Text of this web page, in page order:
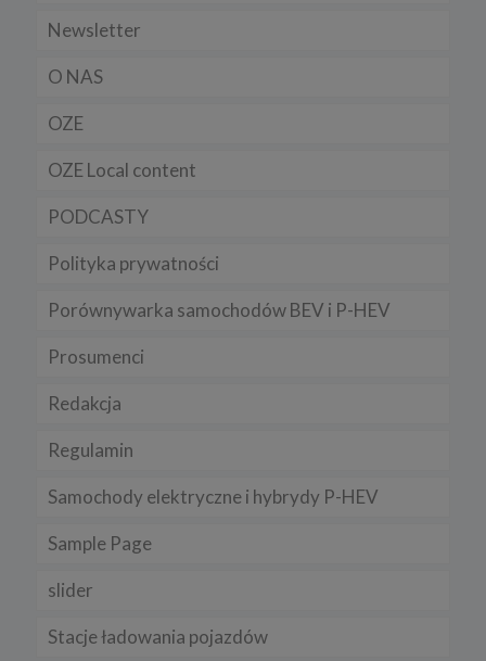
Newsletter
O NAS
OZE
OZE Local content
PODCASTY
Polityka prywatności
Porównywarka samochodów BEV i P-HEV
Prosumenci
Redakcja
Regulamin
Samochody elektryczne i hybrydy P-HEV
Sample Page
slider
Stacje ładowania pojazdów